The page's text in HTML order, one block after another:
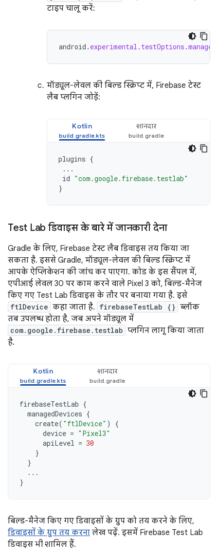
टाइप चालू करें:
android . experimental . testOptions .
मॉड्यूल-लेवल की बिल्ड स्क्रिप्ट में, Firebase टेस्ट
लैब प्लगिन जोड़ें:
Kotlin शानदार
plugins {
...
id "com.google.firebase.testlab"
}
Test Lab डिवाइस के बारे में जानकारी देना
Gradle के लिए, Firebase टेस्ट लैब डिवाइस तय किया जा
सकता है. इससे Gradle, मॉड्यूल-लेवल की बिल्ड स्क्रिप्ट में
आपके ऐप्लिकेशन की जांच कर पाएगा. कोड के इस सैंपल में,
एपीआई लेवल 30 पर काम करने वाले Pixel 3 को, बिल्ड-मैनेज
किए गए Test Lab डिवाइस के तौर पर बनाया गया है. इसे
ftlDevice कहा जाता है. firebaseTestLab {} ब्लॉक
तब उपलब्ध होता है, जब अपने मॉड्यूल में
com.google.firebase.testlab प्लगिन लागू किया जाता
है.
Kotlin शानदार
firebaseTestLab {
managedDevices {
create( "ftlDevice" )
{
device = "Pixel3"
apiLevel = 30
}
}
...
}
बिल्ड-मैनेज किए गए डिवाइसों के ग्रुप को तय करने के लिए,
डिवाइसों के ग्रुप तय करना लेख पढ़ें. इसमें Firebase Test Lab
डिवाइस भी शामिल हैं.